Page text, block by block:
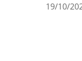
19/10/